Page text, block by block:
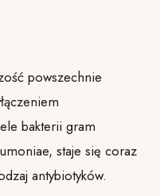
powszechnie
bakterii gram
staje się coraz
antybiotyków.